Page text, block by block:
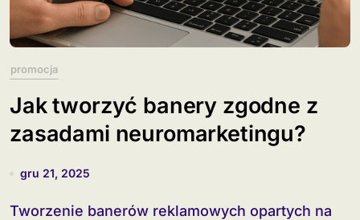
promocja
Jak tworzyć banery zgodne z
zasadami neuromarketingu?
gru 21, 2025
Tworzenie banerów reklamowych opartych na